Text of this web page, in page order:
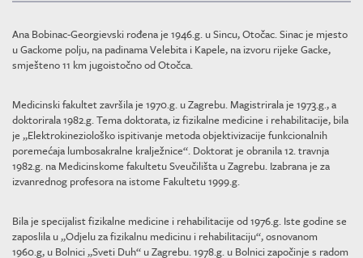
Ana Bobinac-Georgievski rođena je 1946.g. u Sincu, Otočac. Sinac je mjesto
u Gackome polju, na padinama Velebita i Kapele, na izvoru rijeke Gacke,
smješteno 11 km jugoistočno od Otočca.
Medicinski fakultet završila je 1970.g. u Zagrebu. Magistrirala je 1973.g., a
doktorirala 1982.g. Tema doktorata, iz fizikalne medicine i rehabilitacije, bila
je „Elektrokineziološko ispitivanje metoda objektivizacije funkcionalnih
poremećaja lumbosakralne kralježnice“. Doktorat je obranila 12. travnja
1982.g. na Medicinskome fakultetu Sveučilišta u Zagrebu. Izabrana je za
izvanrednog profesora na istome Fakultetu 1999.g.
Bila je specijalist fizikalne medicine i rehabilitacije od 1976.g. Iste godine se
zaposlila u „Odjelu za fizikalnu medicinu i rehabilitaciju“, osnovanom
1960.g, u Bolnici „Sveti Duh“ u Zagrebu. 1978.g. u Bolnici započinje s radom